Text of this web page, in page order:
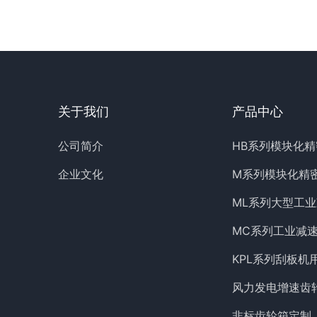
关于我们
公司简介
企业文化
产品中心
HB系列模块化
M系列模块化精
ML系列大型工
MC系列工业减
KPL系列刮板机
风力发电增速齿